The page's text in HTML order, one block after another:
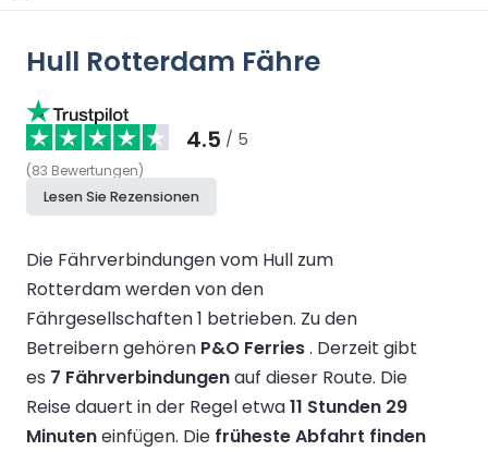
Hull Rotterdam Fähre
4.5 / 5
(83 Bewertungen)
Lesen Sie Rezensionen
Die Fährverbindungen vom Hull zum
Rotterdam werden von den
Fährgesellschaften 1 betrieben. Zu den
Betreibern gehören P&O Ferries. Derzeit gibt
es 7 Fährverbindungenauf dieser Route. Die
Reise dauert in der Regel etwa11 Stunden 29
Minuteneinfügen. Die früheste Abfahrt finden